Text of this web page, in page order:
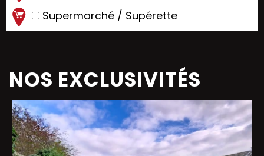
Supermarché / Supérette
NOS EXCLUSIVITÉS